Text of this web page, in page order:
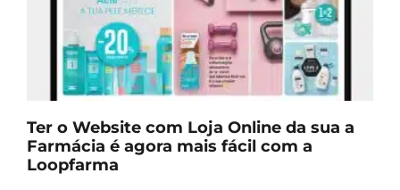
Ter o Website com Loja Online da sua a
Farmácia é agora mais fácil com a
Loopfarma